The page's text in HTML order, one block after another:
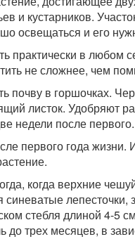
и кустарников.
освещаться и его
практически в любом
не сложнее, чем
почву в горшочках.
листок. Удобряют
недели после
первого года
когда верхние
лепесточки,
стебля длиной 4-5
до трех месяцев, в